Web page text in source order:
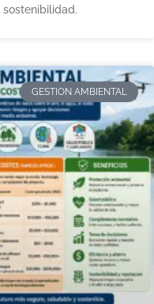
GESTION AMBIENTAL